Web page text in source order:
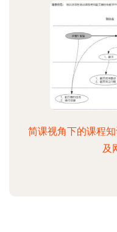
简课视角下的课程
及